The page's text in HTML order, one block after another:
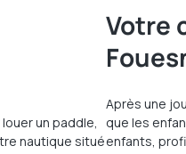
un paddle,
nautique situé
Votre
Après une
que les
enfants,